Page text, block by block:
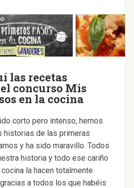
las recetas
concurso Mis
en la cocina
corto pero intenso, hemos
historias de las primeras
y ha sido maravillo. Todos
historia y todo ese cariño
la hacen totalmente
a todos los que habéis